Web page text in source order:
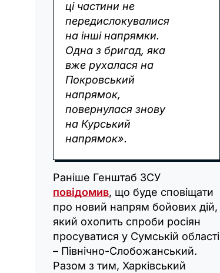
ці частини не
передислокувалися
на інші напрямки.
Одна з бригад, яка
вже рухалася на
Покровський
напрямок,
повернулася знову
на Курський
напрямок».
Раніше Генштаб ЗСУ
повідомив, що буде сповіщати
про новий напрям бойових дій,
який охопить спроби росіян
просуватися у Сумській області
– Північно-Слобожанський.
Разом з тим, Харківський